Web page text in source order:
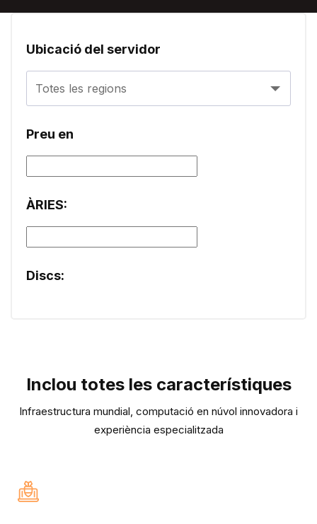
Ubicació del servidor
Totes les regions
Preu en
ÀRIES:
Discs:
Inclou totes les característiques
Infraestructura mundial, computació en núvol innovadora i
experiència especialitzada